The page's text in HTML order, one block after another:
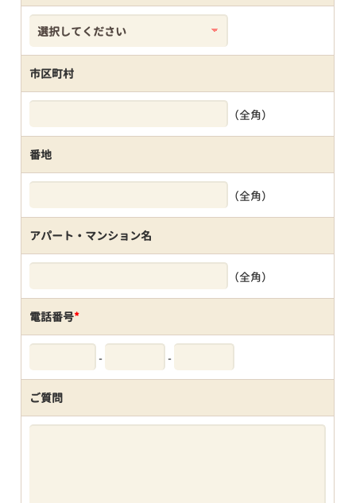
市区町村
（全角）
番地
（全角）
アパート・マンション名
（全角）
電話番号*
- -
ご質問